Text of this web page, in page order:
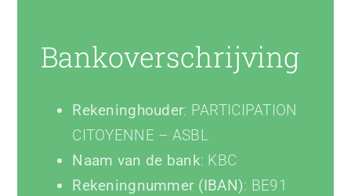
Bankoverschrijving
Rekeninghouder: PARTICIPATION
CITOYENNE – ASBL
Naam van de bank: KBC
Rekeningnummer (IBAN): BE91